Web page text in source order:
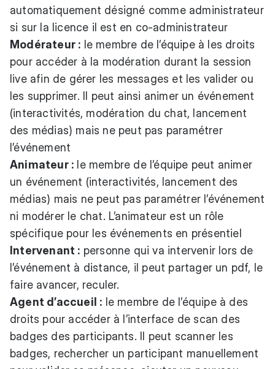
automatiquement désigné comme administrateur
si sur la licence il est en co-administrateur
Modérateur : le membre de l’équipe à les droits
pour accéder à la modération durant la session
live afin de gérer les messages et les valider ou
les supprimer. Il peut ainsi animer un événement
(interactivités, modération du chat, lancement
des médias) mais ne peut pas paramétrer
l’événement
Animateur : le membre de l’équipe peut animer
un événement (interactivités, lancement des
médias) mais ne peut pas paramétrer l’événement
ni modérer le chat. L’animateur est un rôle
spécifique pour les événements en présentiel
Intervenant : personne qui va intervenir lors de
l’événement à distance, il peut partager un pdf, le
faire avancer, reculer.
Agent d’accueil : le membre de l’équipe à des
droits pour accéder à l’interface de scan des
badges des participants. Il peut scanner les
badges, rechercher un participant manuellement